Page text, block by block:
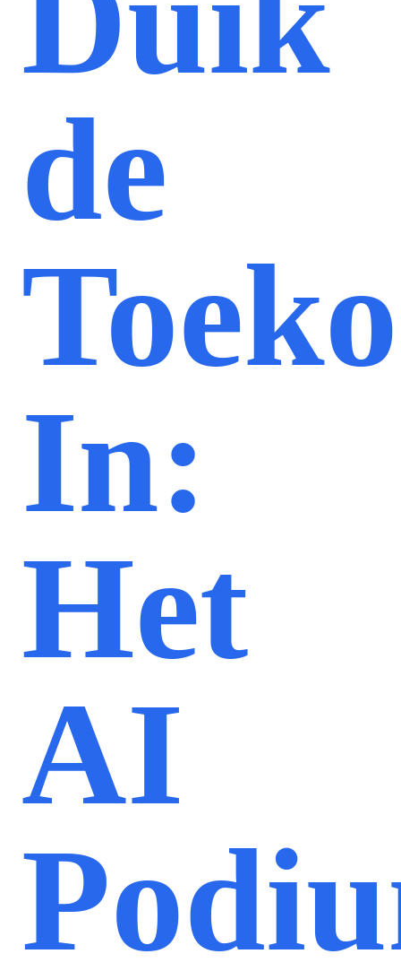
de
In:
Het
AI